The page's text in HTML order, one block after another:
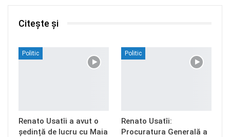
Citește și
Politic
Renato Usatîi a avut o
ședință de lucru cu Maia
Politic
Renato Usatîi:
Procuratura Generală a